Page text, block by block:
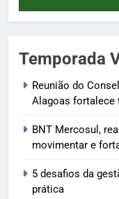
Temporada
Reunião do
Alagoas fortalece
BNT Mercosul,
movimentar e
5 desafios da
prática